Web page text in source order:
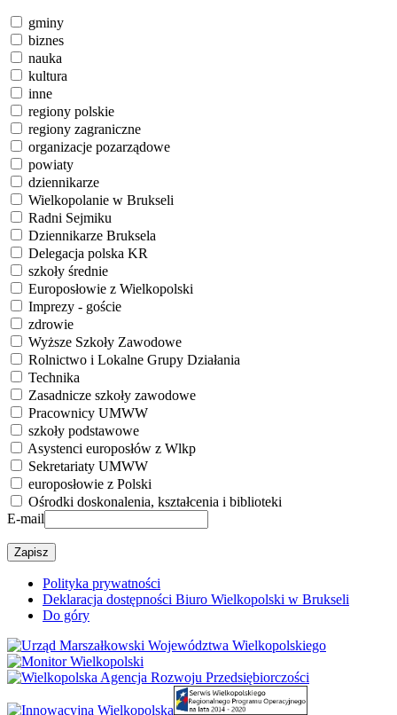
gminy
biznes
nauka
kultura
inne
regiony polskie
regiony zagraniczne
organizacje pozarządowe
powiaty
dziennikarze
Wielkopolanie w Brukseli
Radni Sejmiku
Dziennikarze Bruksela
Delegacja polska KR
szkoły średnie
Europosłowie z Wielkopolski
Imprezy - goście
zdrowie
Wyższe Szkoły Zawodowe
Rolnictwo i Lokalne Grupy Działania
Technika
Zasadnicze szkoły zawodowe
Pracownicy UMWW
szkoły podstawowe
Asystenci europosłów z Wlkp
Sekretariaty UMWW
europosłowie z Polski
Ośrodki doskonalenia, kształcenia i biblioteki
E-mail
Polityka prywatności
Deklaracja dostępności Biuro Wielkopolski w Brukseli
Do góry